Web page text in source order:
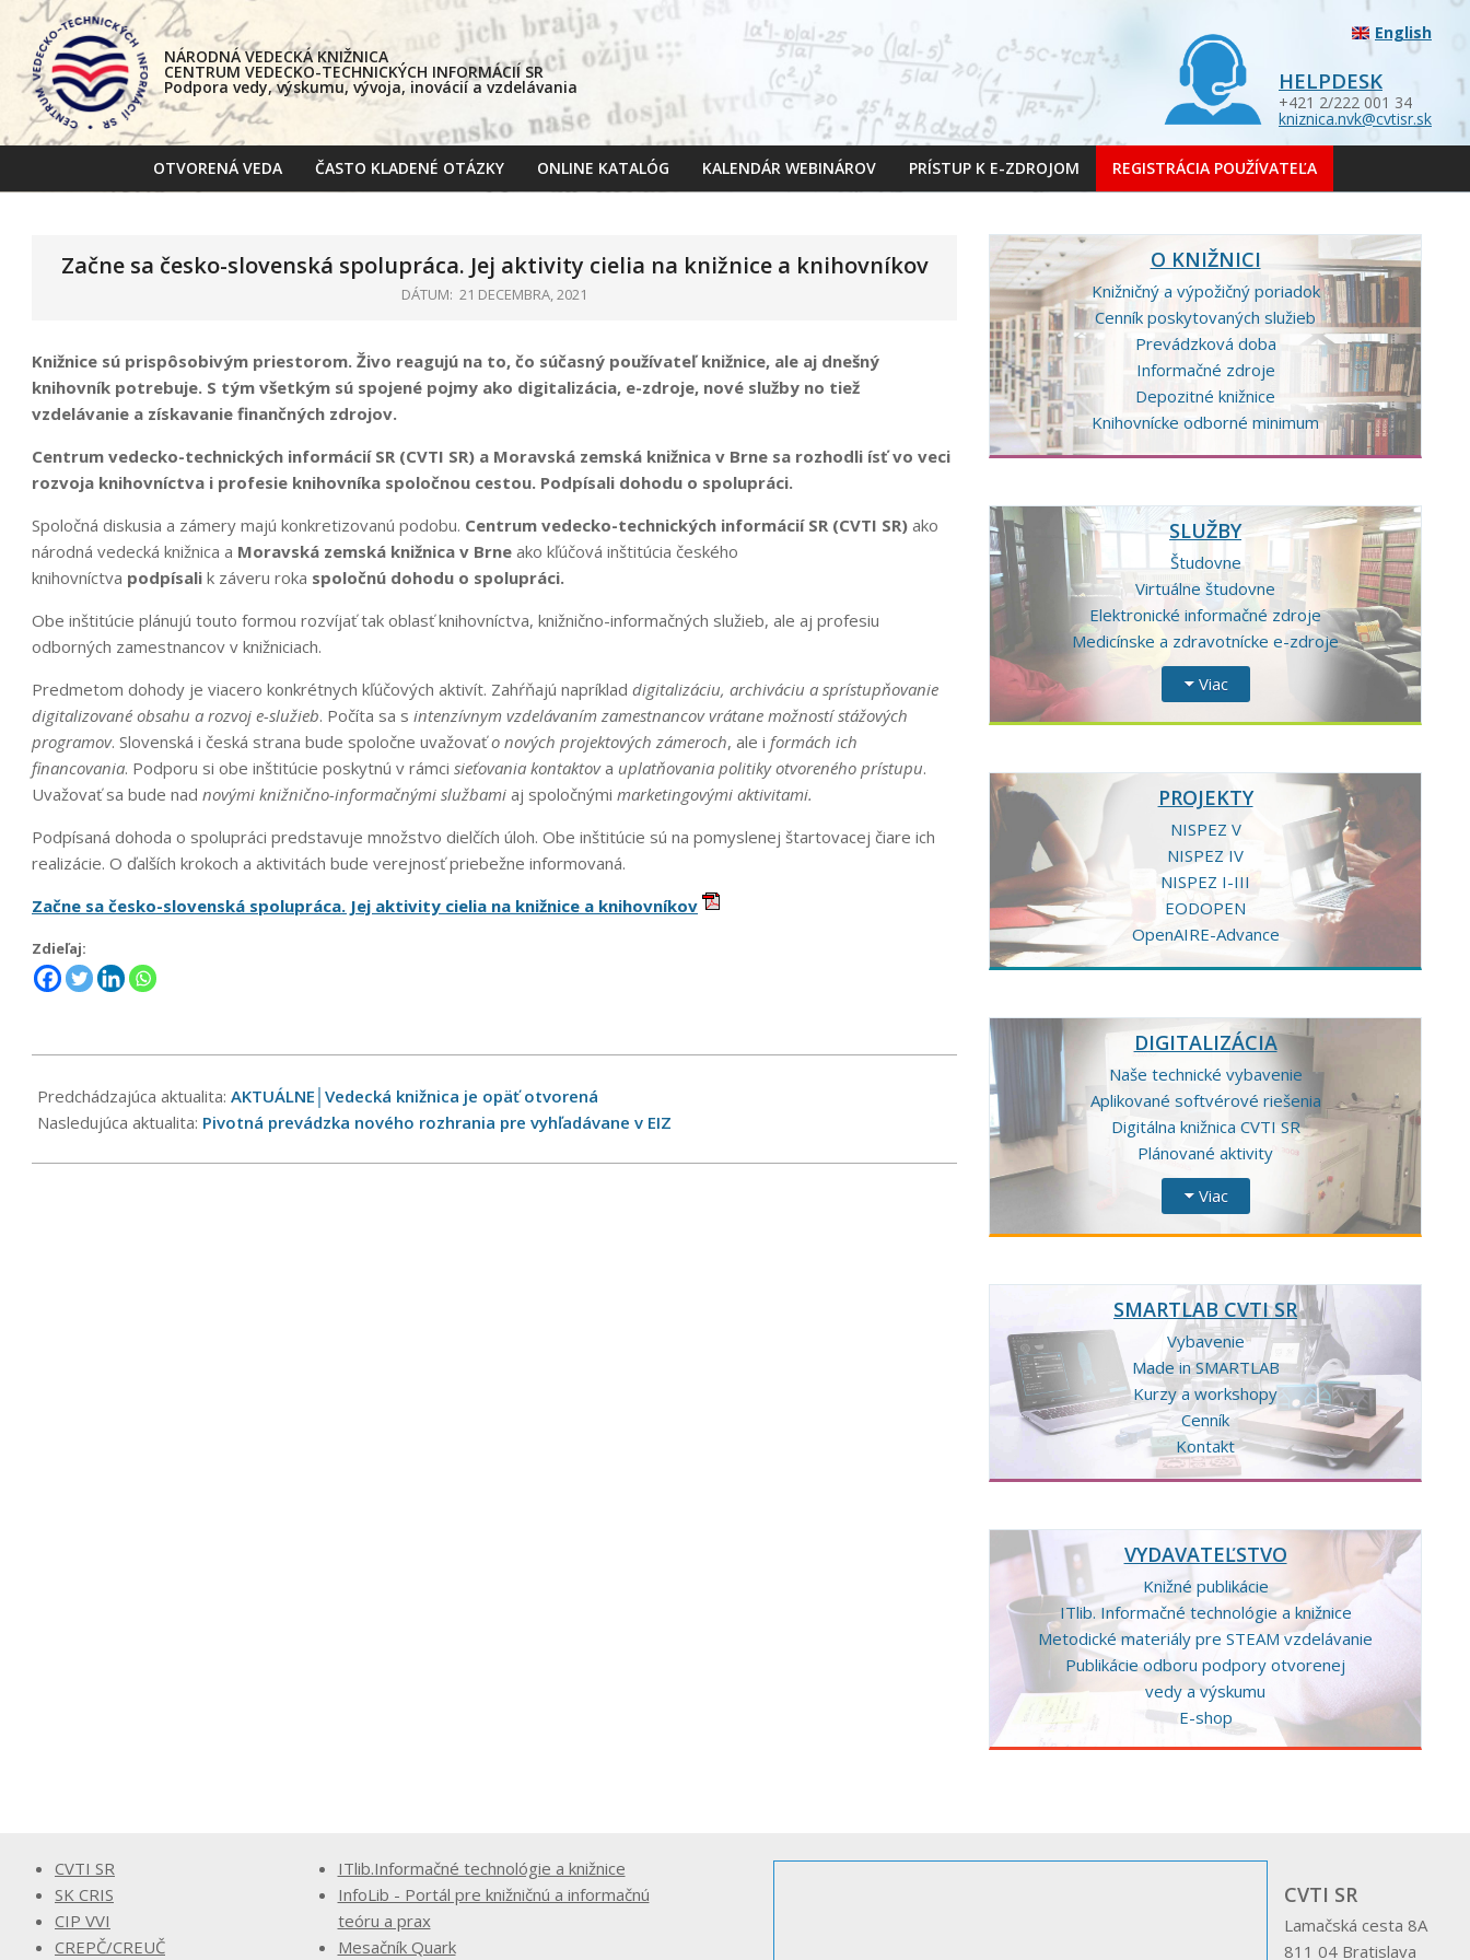
Skip
content
NÁRODNÁ VEDECKÁ KNIŽNICA
CENTRUM VEDECKO-TECHNICKÝCH INFORMÁCIÍ SR
Podpora vedy, výskumu, vývoja, inovácií a vzdelávania
English
HELPDESK
+421 2/222 001 34
kniznica.nvk@cvtisr.sk
Primary
OTVORENÁ VEDA ČASTO KLADENÉ OTÁZKY ONLINE KATALÓG KALENDÁR WEBINÁROV PRÍSTUP K E-ZDROJOM REGISTRÁCIA POUŽÍVATEĽA
Začne sa česko-slovenská spolupráca. Jej aktivity cielia na knižnice a knihovníkov
DÁTUM: 21 DECEMBRA, 2021
Knižnice sú prispôsobivým priestorom. Živo reagujú na to, čo súčasný používateľ knižnice, ale aj dnešný
knihovník potrebuje. S tým všetkým sú spojené pojmy ako digitalizácia, e-zdroje, nové služby no tiež
vzdelávanie a získavanie finančných zdrojov.
Centrum vedecko-technických informácií SR (CVTI SR) a Moravská zemská knižnica v Brne sa rozhodli ísť vo veci
rozvoja knihovníctva i profesie knihovníka spoločnou cestou. Podpísali dohodu o spolupráci.
Spoločná diskusia a zámery majú konkretizovanú podobu. Centrum vedecko-technických informácií SR (CVTI SR) ako
národná vedecká knižnica a Moravská zemská knižnica v Brne ako kľúčová inštitúcia českého
knihovníctva podpísali k záveru roka spoločnú dohodu o spolupráci.
Obe inštitúcie plánujú touto formou rozvíjať tak oblasť knihovníctva, knižnično-informačných služieb, ale aj profesiu
odborných zamestnancov v knižniciach.
Predmetom dohody je viacero konkrétnych kľúčových aktivít. Zahŕňajú napríklad digitalizáciu, archiváciu a sprístupňovanie
digitalizované obsahu a rozvoj e-služieb. Počíta sa s intenzívnym vzdelávaním zamestnancov vrátane možností stážových
programov. Slovenská i česká strana bude spoločne uvažovaťo nových projektových zámeroch, ale i formách ich
financovania. Podporu si obe inštitúcie poskytnú v rámci sieťovania kontaktova uplatňovania politiky otvoreného prístupu.
Uvažovať sa bude nad novými knižnično-informačnými službami aj spoločnými marketingovými aktivitami.
Podpísaná dohoda o spolupráci predstavuje množstvo dielčích úloh. Obe inštitúcie sú na pomyslenej štartovacej čiare ich
realizácie. O ďalších krokoch a aktivitách bude verejnosť priebežne informovaná.
Začne sa česko-slovenská spolupráca. Jej aktivity cielia na knižnice a knihovníkov
Zdieľaj:
12-
21
Predchádzajúca aktualita: AKTUÁLNE│Vedecká knižnica je opäť otvorená
Nasledujúca aktualita: Pivotná prevádzka nového rozhrania pre vyhľadávane v EIZ
O KNIŽNICI
Knižničný a výpožičný poriadok
Cenník poskytovaných služieb
Prevádzková doba
Informačné zdroje
Depozitné knižnice
Knihovnícke odborné minimum
SLUŽBY
Študovne
Virtuálne študovne
Elektronické informačné zdroje
Medicínske a zdravotnícke e-zdroje
Viac
PROJEKTY
NISPEZ V
NISPEZ IV
NISPEZ I-III
EODOPEN
OpenAIRE-Advance
DIGITALIZÁCIA
Naše technické vybavenie
Aplikované softvérové riešenia
Digitálna knižnica CVTI SR
Plánované aktivity
Viac
SMARTLAB CVTI SR
Vybavenie
Made in SMARTLAB
Kurzy a workshopy
Cenník
Kontakt
VYDAVATEĽSTVO
Knižné publikácie
ITlib. Informačné technológie a knižnice
Metodické materiály pre STEAM vzdelávanie
Publikácie odboru podpory otvorenej
vedy a výskumu
E-shop
CVTI SR
SK CRIS
CIP VVI
CREPČ/CREUČ
ITlib.Informačné technológie a knižnice
InfoLib - Portál pre knižničnú a informačnú
teóru a prax
Mesačník Quark
CVTI SR
Lamačská cesta 8A
811 04 Bratislava